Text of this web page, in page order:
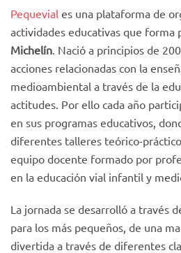
Pequevial es una plataforma de
actividades educativas que forma
Michelín . Nació a principios de
acciones relacionadas con la
medioambiental a través de la
actitudes. Por ello cada año
en sus programas educativos,
diferentes talleres teórico-
equipo docente formado por
en la educación vial infantil y
La jornada se desarrolló a través
para los más pequeños, de una
divertida a través de diferentes